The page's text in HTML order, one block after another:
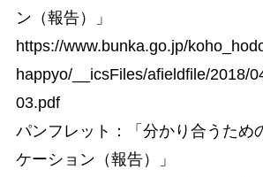
ン（報告）」
https://www.bunka.go.jp/
happyo/__icsFiles/afieldfile/2018/
03.pdf
パンフレット：「分かり合うため
ケーション（報告）」